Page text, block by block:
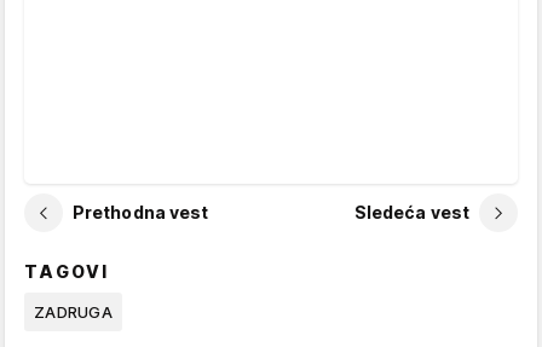
Prethodna vest Sledeća vest
TAGOVI
ZADRUGA